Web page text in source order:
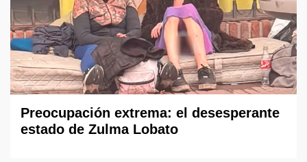
Preocupación extrema: el desesperante
estado de Zulma Lobato